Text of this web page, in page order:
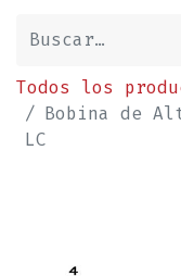
Todos los
Bobina de
LC